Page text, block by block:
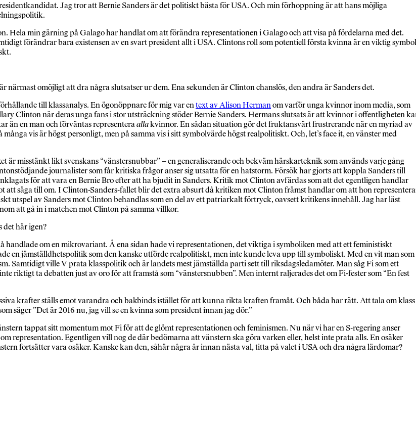
Jag tror att Bernie Sanders är det politiskt bästa för USA. Och min förhoppning är att hans möjliga
Hela min gärning på Galago har handlat om att förändra representationen i Galago och att visa på fördelarna med det.
förändrar bara existensen av en svart president allt i USA. Clintons roll som potentiell första kvinna är en viktig
närmast omöjligt att dra några slutsatser ur dem. Ena sekunden är Clinton chanslös, den andra är Sanders det.
till klassanalys. En ögonöppnare för mig var entext av Alison Hermanom varför unga kvinnor inom media, som
Clinton när deras unga fans i stor utsträckning stöder Bernie Sanders. Hermans slutsats är att kvinnor i offentligheten
än en man och förväntas representeraallakvinnor. En sådan situation gör det fruktansvärt frustrerande när en myriad av
vis är högst personligt, men på samma vis i sitt symbolvärde högst realpolitiskt. Och, let’s face it, en vänster med
är misstänkt likt svenskans “vänstersnubbar” – en generaliserande och bekväm härskarteknik som används varje gång
journalister som får kritiska frågor anser sig utsatta för en hatstorm. Försök har gjorts att koppla Sanders till
för att vara en Bernie Bro efter att ha bjudit in Sanders. Kritik mot Clinton avfärdas som att det egentligen handlar
säga till om. I Clinton-Sanders-fallet blir det extra absurt då kritiken mot Clinton främst handlar om att hon
utspel av Sanders mot Clinton behandlas som en del av ett patriarkalt förtryck, oavsett kritikens innehåll. Jag har läst
att gå in i matchen mot Clinton på samma villkor.
det här igen?
handlade om en mikrovariant. Å ena sidan hade vi representationen, det viktiga i symboliken med att ett feministiskt
en jämställdhetspolitik som den kanske utförde realpolitiskt, men inte kunde leva upp till symboliskt. Med en vit man som
Samtidigt ville V prata klasspolitik och är landets mest jämställda parti sett till riksdagsledamöter. Man såg Fi som ett
riktigt ta debatten just av oro för att framstå som “vänstersnubben”. Men internt raljerades det om Fi-fester som “En fest
krafter ställs emot varandra och bakbinds istället för att kunna rikta kraften framåt. Och båda har rätt. Att tala om klass
säger ”Det är 2016 nu, jag vill se en kvinna som president innan jag dör.”
tappat sitt momentum mot Fi för att de glömt representationen och feminismen. Nu när vi har en S-regering anser
representation. Egentligen vill nog de där bedömarna att vänstern ska göra varken eller, helst inte prata alls. En osäker
fortsätter vara osäker. Kanske kan den, såhär några år innan nästa val, titta på valet i USA och dra några lärdomar?